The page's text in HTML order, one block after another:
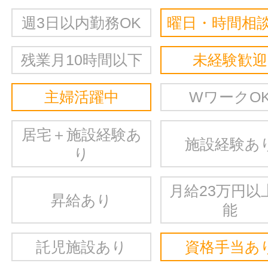
週3日以内勤務OK 曜日・時間相
残業月10時間以下 未経験歓迎
主婦活躍中 Wワーク
居宅＋施設経験あ
り
施設経験あ
昇給あり
月給23万円以
能
託児施設あり 資格手当あ